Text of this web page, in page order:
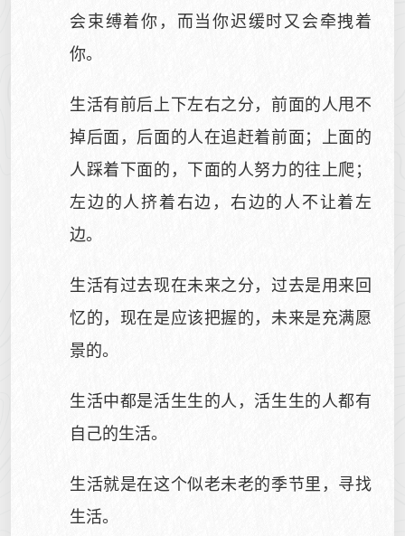
会束缚着你，而当你迟缓时又会牵拽着
你。
生活有前后上下左右之分，前面的人甩不
掉后面，后面的人在追赶着前面；上面的
人踩着下面的，下面的人努力的往上爬；
左边的人挤着右边，右边的人不让着左
边。
生活有过去现在未来之分，过去是用来回
忆的，现在是应该把握的，未来是充满愿
景的。
生活中都是活生生的人，活生生的人都有
自己的生活。
生活就是在这个似老未老的季节里，寻找
生活。